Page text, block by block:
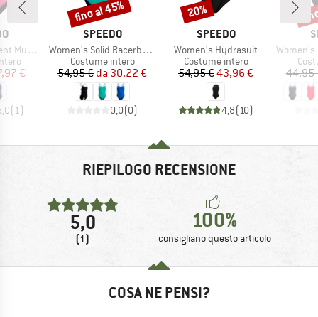
ridotto
€
(1)
MARCHIO
SPEEDO
Articolo
Women's Solid Racerback 1 Piece
Gruppo di prodotti
Costume intero
Prezzo
54,95 € Prezzo ridotto
da 30,22 €
0,0(0)
Sconto
fino al 45%
MARCHIO
SPEEDO
Articolo
Women's Hydrasuit
Gruppo di prodotti
Costume intero
Prezzo
54,95 €Prezzo ridotto
43,96 €
4,8(10)
Sconto
20%
Articolo
Women's
44,95
RIEPILOGO RECENSIONE
5,0
(1)
100%
consigliano questo articolo
COSA NE PENSI?